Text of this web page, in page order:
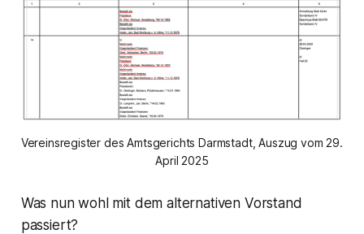
Vereinsregister des Amtsgerichts Darmstadt, Auszug vom 29.
April 2025
Was nun wohl mit dem alternativen Vorstand
passiert?